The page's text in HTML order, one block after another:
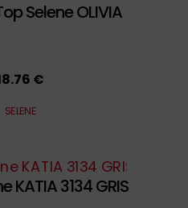
Selene OLIVIA
€
SELENE
KATIA 3134 GRIS